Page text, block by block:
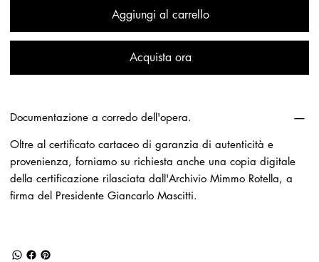
Aggiungi al carrello
Acquista ora
Documentazione a corredo dell'opera.
Oltre al certificato cartaceo di garanzia di autenticità e
provenienza, forniamo su richiesta anche una copia digitale
della certificazione rilasciata dall'Archivio Mimmo Rotella, a
firma del Presidente Giancarlo Mascitti.